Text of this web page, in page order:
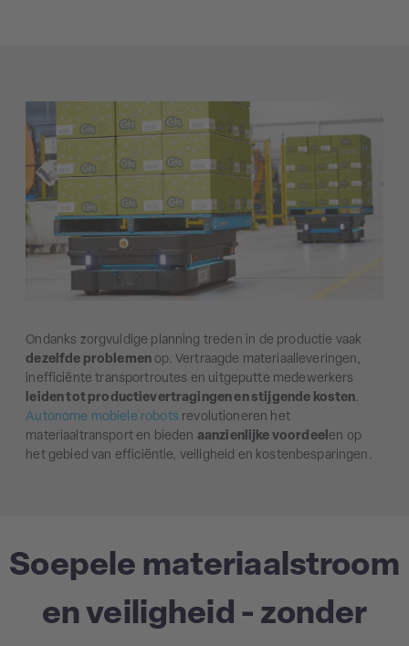
Ondanks zorgvuldige planning treden in de productie vaak
dezelfde problemen op. Vertraagde materiaalleveringen,
inefficiënte transportroutes en uitgeputte medewerkers
leiden tot productievertragingen en stijgende kosten.
Autonome mobiele robots revolutioneren het
materiaaltransport en bieden aanzienlijke voordeel en op
het gebied van efficiëntie, veiligheid en kostenbesparingen.
Soepele materiaalstroom
en veiligheid - zonder